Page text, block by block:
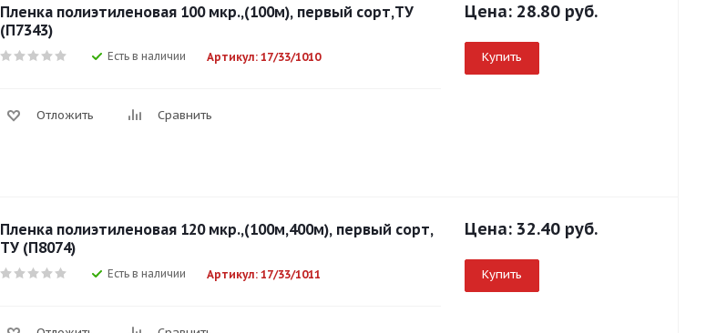
Пленка полиэтиленовая 100 мкр.,(100м), первый сорт,ТУ
(П7343)
Есть в наличии Артикул: 17/33/1010
Отложить Сравнить
Цена: 28.80 руб.
Купить
Пленка полиэтиленовая 120 мкр.,(100м,400м), первый сорт,
ТУ (П8074)
Есть в наличии Артикул: 17/33/1011
Цена: 32.40 руб.
Купить